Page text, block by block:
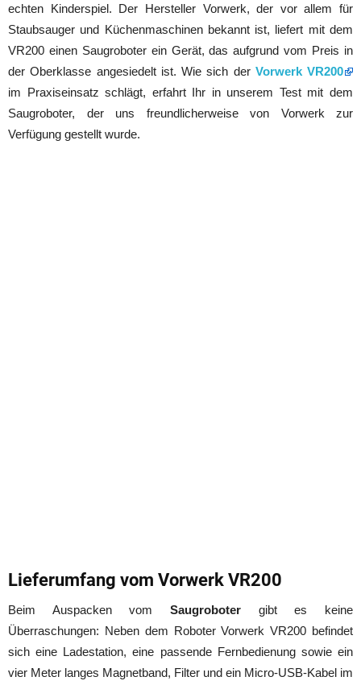
echten Kinderspiel. Der Hersteller Vorwerk, der vor allem für
Staubsauger und Küchenmaschinen bekannt ist, liefert mit dem
VR200 einen Saugroboter ein Gerät, das aufgrund vom Preis in
der Oberklasse angesiedelt ist. Wie sich der Vorwerk VR200
im Praxiseinsatz schlägt, erfahrt Ihr in unserem Test mit dem
Saugroboter, der uns freundlicherweise von Vorwerk zur
Verfügung gestellt wurde.
Lieferumfang vom Vorwerk VR200
Beim Auspacken vom Saugroboter gibt es keine
Überraschungen: Neben dem Roboter Vorwerk VR200 befindet
sich eine Ladestation, eine passende Fernbedienung sowie ein
vier Meter langes Magnetband, Filter und ein Micro-USB-Kabel im